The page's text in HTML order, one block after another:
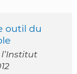
outil du